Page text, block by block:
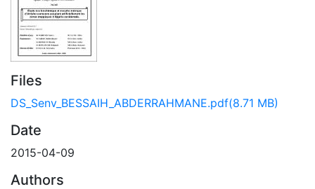
Files
DS_Senv_BESSAIH_ABDERRAHMANE.pdf(8.71 MB)
Date
2015-04-09
Authors